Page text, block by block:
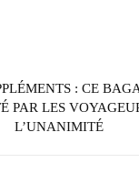
: CE
PAR LES
L’UNANIMITÉ